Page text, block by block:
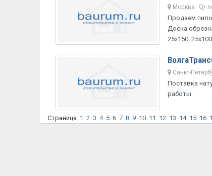
Москва
Продаем
Доска
25х150,
Санкт-
Поставка
работы.
Страница: 1 2 3 4 5 6 7 8 9 10 11 12 13 14 15 16